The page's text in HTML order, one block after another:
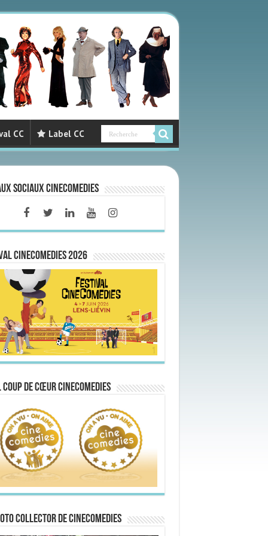
CC Label CC
sociaux CineComedies
CINECOMEDIES 2026
de Cœur CineComedies
collector de CineComedies